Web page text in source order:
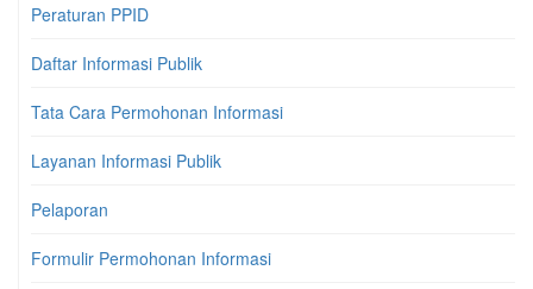
Peraturan PPID
Daftar Informasi Publik
Tata Cara Permohonan Informasi
Layanan Informasi Publik
Pelaporan
Formulir Permohonan Informasi